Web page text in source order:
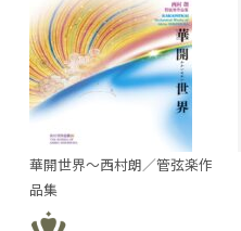
華開世界～西村朗／管弦楽作
品集